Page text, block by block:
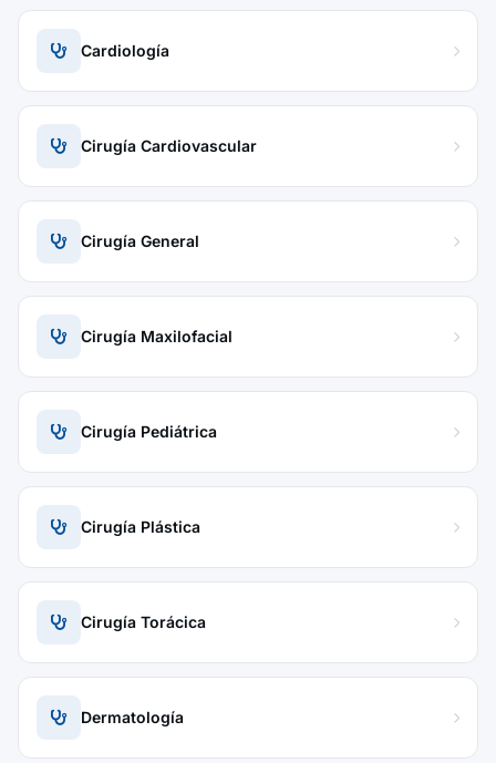
Cardiología
Cirugía Cardiovascular
Cirugía General
Cirugía Maxilofacial
Cirugía Pediátrica
Cirugía Plástica
Cirugía Torácica
Dermatología